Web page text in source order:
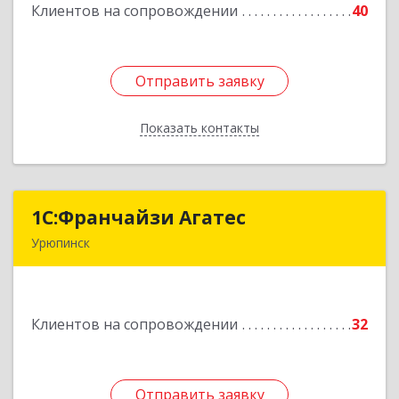
Клиентов на сопровождении 40
Отправить заявку
Показать контакты
Подробнее
Отправить заявку
Назад
1С:Франчайзи Агатес
Урюпинск
Клиентов на сопровождении 32
Отправить заявку
1С:Франчайзи Агатес
Подробнее
Отправить заявку